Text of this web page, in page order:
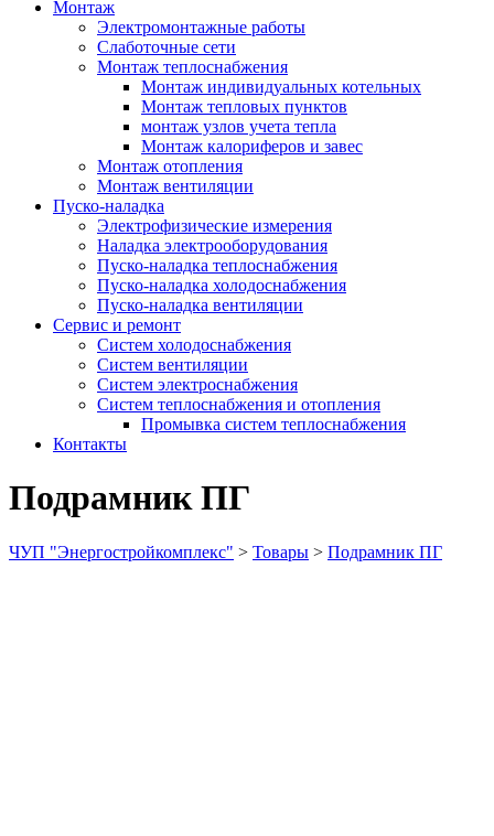
Монтаж
Электромонтажные работы
Слаботочные сети
Монтаж теплоснабжения
Монтаж индивидуальных котельных
Монтаж тепловых пунктов
монтаж узлов учета тепла
Монтаж калориферов и завес
Монтаж отопления
Монтаж вентиляции
Пуско-наладка
Электрофизические измерения
Наладка электрооборудования
Пуско-наладка теплоснабжения
Пуско-наладка холодоснабжения
Пуско-наладка вентиляции
Сервис и ремонт
Систем холодоснабжения
Систем вентиляции
Систем электроснабжения
Систем теплоснабжения и отопления
Промывка систем теплоснабжения
Контакты
Подрамник ПГ
ЧУП "Энергостройкомплекс" > Товары > Подрамник ПГ